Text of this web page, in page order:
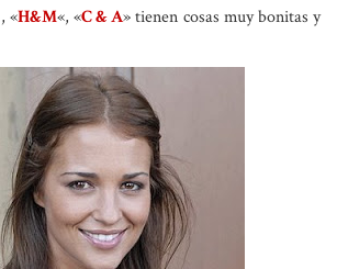
«H&M«, «C & A» tienen cosas muy bonitas y